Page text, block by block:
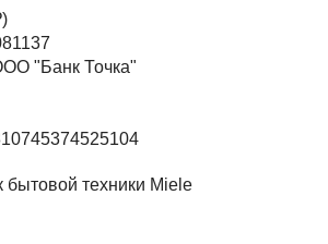
"Банк Точка"
бытовой техники Miele